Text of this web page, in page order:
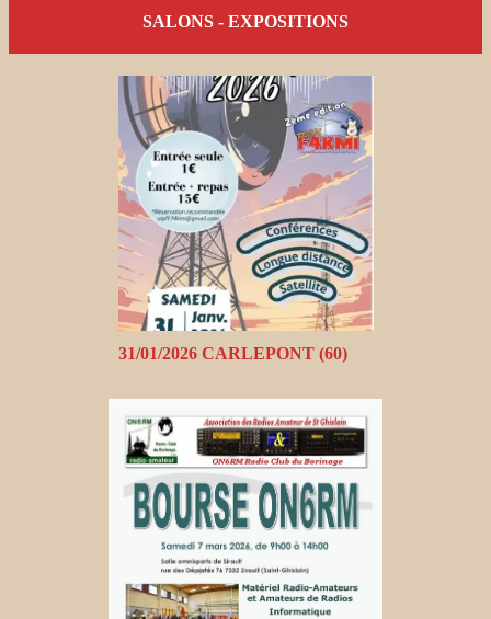
SALONS - EXPOSITIONS
31/01/2026 CARLEPONT (60)